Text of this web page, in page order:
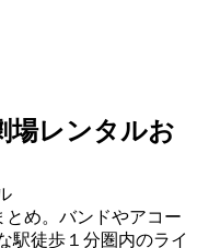
場レンタルお
め。バンドやアコー
駅徒歩１分圏内のライ